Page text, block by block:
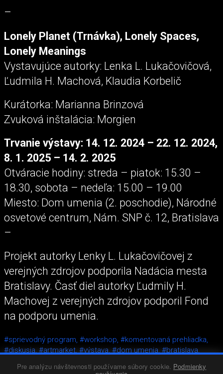
Pre analýzu návštevnosti používame súbory cookie. Podmienky
–
Lonely Planet (Trnávka), Lonely Spaces,
Lonely Meanings
Vystavujúce autorky: Lenka L. Lukačovičová,
Ľudmila H. Machová, Klaudia Korbelič
Kurátorka: Marianna Brinzová
Zvuková inštalácia: Morgien
Trvanie výstavy: 14. 12. 2024 – 22. 12. 2024,
8. 1. 2025 – 14. 2. 2025
Otváracie hodiny: streda – piatok: 15.30 –
18.30, sobota – nedeľa: 15.00 – 19.00
Miesto: Dom umenia (2. poschodie), Národné
osvetové centrum, Nám. SNP č. 12, Bratislava
–
Projekt autorky Lenky L. Lukačovičovej z
verejných zdrojov podporila Nadácia mesta
Bratislavy. Časť diel autorky Ľudmily H.
Machovej z verejných zdrojov podporil Fond
na podporu umenia.
#sprievodný program, #workshop, #komentovaná prehliadka,
#diskusia, #artmarket, #výstava, #dom umenia, #bratislava,
lukačovičová,#ľudmila h. machová,#klaudia korbelič